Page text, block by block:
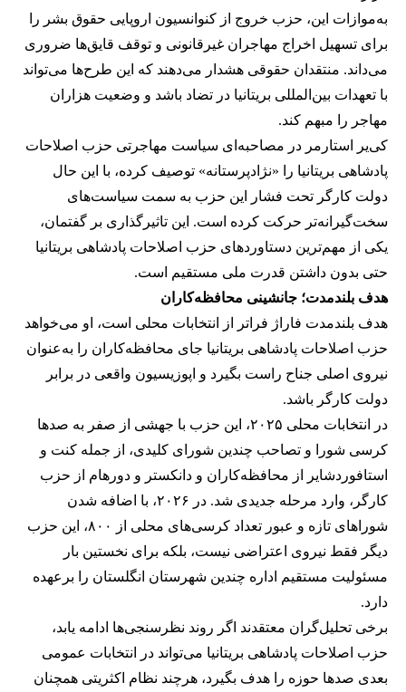
به‌موازات این، حزب خروج از کنوانسیون اروپایی حقوق بشر را
برای تسهیل اخراج مهاجران غیرقانونی و توقف قایق‌ها ضروری
می‌داند. منتقدان حقوقی هشدار می‌دهند که این طرح‌ها می‌تواند
با تعهدات بین‌المللی بریتانیا در تضاد باشد و وضعیت هزاران
مهاجر را مبهم کند.
کی‌یر استارمر در مصاحبه‌ای سیاست مهاجرتی حزب اصلاحات
پادشاهی بریتانیا را «نژادپرستانه» توصیف کرده، با این حال
دولت کارگر تحت فشار این حزب به سمت سیاست‌های
سخت‌گیرانه‌تر حرکت کرده است. این تاثیرگذاری بر گفتمان،
یکی از مهم‌ترین دستاوردهای حزب اصلاحات پادشاهی بریتانیا
حتی بدون داشتن قدرت ملی مستقیم است.
هدف بلندمدت؛ جانشینی محافظه‌کاران
هدف بلندمدت فاراژ فراتر از انتخابات محلی است، او می‌خواهد
حزب اصلاحات پادشاهی بریتانیا جای محافظه‌کاران را به‌عنوان
نیروی اصلی جناح راست بگیرد و اپوزیسیون واقعی در برابر
دولت کارگر باشد.
در انتخابات محلی ۲۰۲۵، این حزب با جهشی از صفر به صدها
کرسی شورا و تصاحب چندین شورای کلیدی، از جمله کنت و
استافوردشایر از محافظه‌کاران و دانکستر و دورهام از حزب
کارگر، وارد مرحله جدیدی شد. در ۲۰۲۶، با اضافه شدن
شوراهای تازه و عبور تعداد کرسی‌های محلی از ۸۰۰، این حزب
دیگر فقط نیروی اعتراضی نیست، بلکه برای نخستین بار
مسئولیت مستقیم اداره چندین شهرستان انگلستان را برعهده
دارد.
برخی تحلیل‌گران معتقدند اگر روند نظرسنجی‌ها ادامه یابد،
حزب اصلاحات پادشاهی بریتانیا می‌تواند در انتخابات عمومی
بعدی صدها حوزه را هدف بگیرد، هرچند نظام اکثریتی همچنان